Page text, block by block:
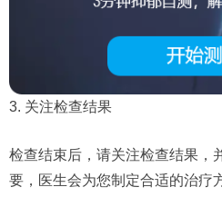
3. 关注检查结果
检查结束后，请关注检查结果，
要，医生会为您制定合适的治疗